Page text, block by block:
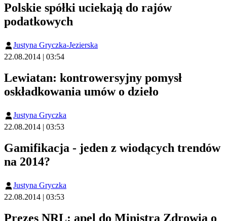
Polskie spółki uciekają do rajów
podatkowych
Justyna Gryczka-Jezierska
22.08.2014 | 03:54
Lewiatan: kontrowersyjny pomysł
oskładkowania umów o dzieło
Justyna Gryczka
22.08.2014 | 03:53
Gamifikacja - jeden z wiodących trendów
na 2014?
Justyna Gryczka
22.08.2014 | 03:53
Prezes NRL: apel do Ministra Zdrowia o